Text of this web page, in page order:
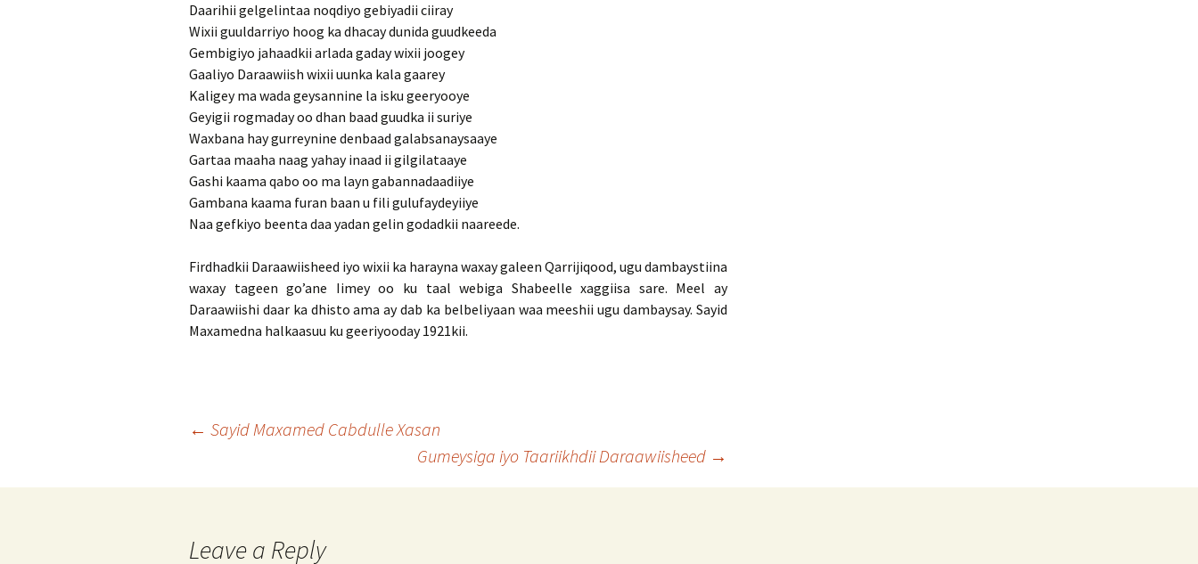
Daarihii gelgelintaa noqdiyo gebiyadii ciiray
Wixii guuldarriyo hoog ka dhacay dunida guudkeeda
Gembigiyo jahaadkii arlada gaday wixii joogey
Gaaliyo Daraawiish wixii uunka kala gaarey
Kaligey ma wada geysannine la isku geeryooye
Geyigii rogmaday oo dhan baad guudka ii suriye
Waxbana hay gurreynine denbaad galabsanaysaaye
Gartaa maaha naag yahay inaad ii gilgilataaye
Gashi kaama qabo oo ma layn gabannadaadiiye
Gambana kaama furan baan u fili gulufaydeyiiye
Naa gefkiyo beenta daa yadan gelin godadkii naareede.
Firdhadkii Daraawiisheed iyo wixii ka harayna waxay galeen Qarrijiqood, ugu dambaystiina
waxay tageen go’ane Iimey oo ku taal webiga Shabeelle xaggiisa sare. Meel ay
Daraawiishi daar ka dhisto ama ay dab ka belbeliyaan waa meeshii ugu dambaysay. Sayid
Maxamedna halkaasuu ku geeriyooday 1921kii.
navigation
← Sayid Maxamed Cabdulle Xasan
Gumeysiga iyo Taariikhdii Daraawiisheed →
Leave a Reply